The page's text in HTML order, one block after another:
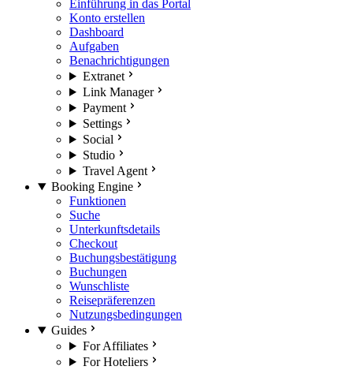
Einführung in das Portal
Konto erstellen
Dashboard
Aufgaben
Benachrichtigungen
Extranet
Link Manager
Payment
Settings
Social
Studio
Travel Agent
Booking Engine
Funktionen
Suche
Unterkunftsdetails
Checkout
Buchungsbestätigung
Buchungen
Wunschliste
Reisepräferenzen
Nutzungsbedingungen
Guides
For Affiliates
For Hoteliers